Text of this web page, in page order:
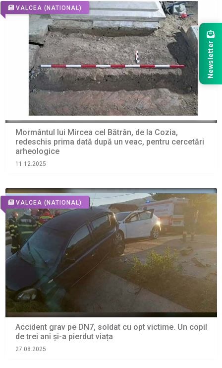
VALCEA (NATIONAL)
Mormântul lui Mircea cel Bătrân, de la Cozia,
redeschis prima dată după un veac, pentru cercetări
arheologice
11.12.2025
VALCEA (NATIONAL)
Accident grav pe DN7, soldat cu opt victime. Un copil
de trei ani și-a pierdut viața
27.08.2025
Newsletter